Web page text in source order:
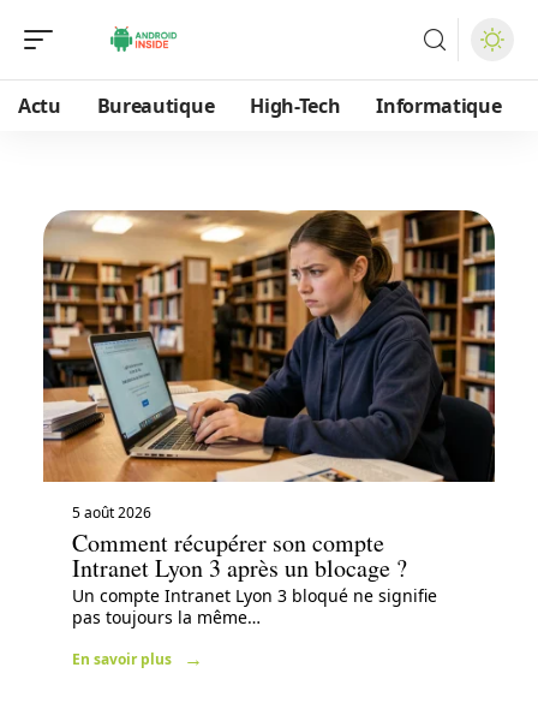
Actu Bureautique High-Tech Informatique
5 août 2026
Comment récupérer son compte
Intranet Lyon 3 après un blocage ?
Un compte Intranet Lyon 3 bloqué ne signifie
pas toujours la même…
En savoir plus